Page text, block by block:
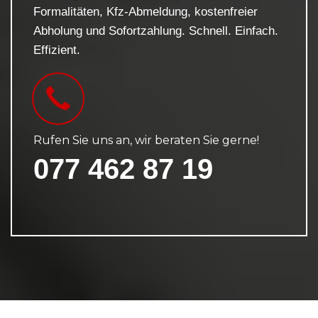
Formalitäten, Kfz-Abmeldung, kostenfreier
Abholung und Sofortzahlung. Schnell. Einfach.
Effizient.
Rufen Sie uns an, wir beraten Sie gerne!
077 462 87 19